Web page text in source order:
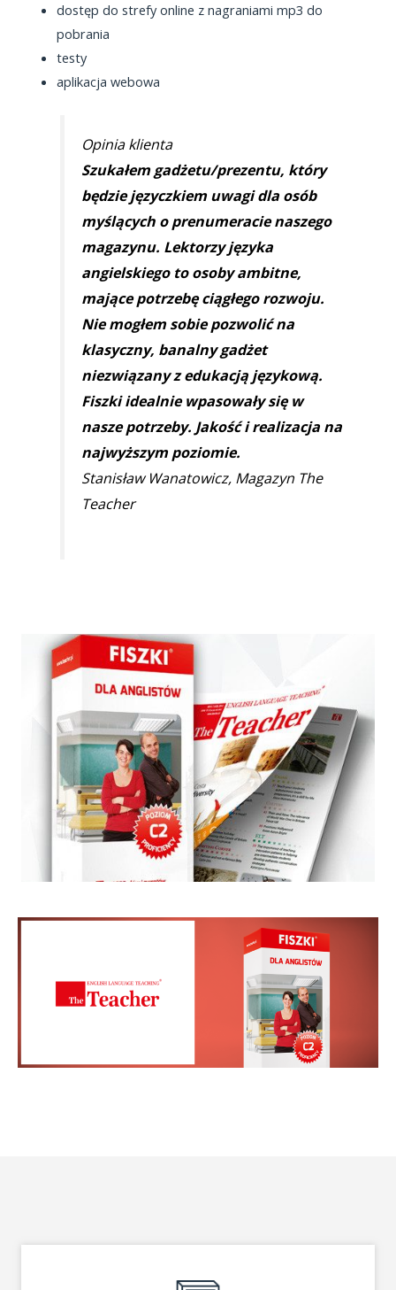
dostęp do strefy online z nagraniami mp3 do
pobrania
testy
aplikacja webowa
Opinia klienta
Szukałem gadżetu/prezentu, który
będzie języczkiem uwagi dla osób
myślących o prenumeracie naszego
magazynu. Lektorzy języka
angielskiego to osoby ambitne,
mające potrzebę ciągłego rozwoju.
Nie mogłem sobie pozwolić na
klasyczny, banalny gadżet
niezwiązany z edukacją językową.
Fiszki idealnie wpasowały się w
nasze potrzeby. Jakość i realizacja na
najwyższym poziomie.
Stanisław Wanatowicz, Magazyn The
Teacher